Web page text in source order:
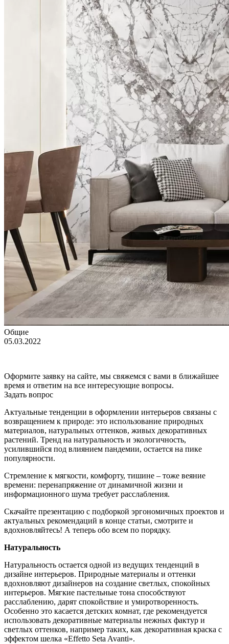
Общие
05.03.2022
Оформите заявку на сайте, мы свяжемся с вами в ближайшее
время и ответим на все интересующие вопросы.
Задать вопрос
Актуальные тенденции в оформлении интерьеров связаны с
возвращением к природе: это использование природных
материалов, натуральных оттенков, живых декоративных
растений. Тренд на натуральность и экологичность,
усилившийся под влиянием пандемии, остается на пике
популярности.
Стремление к мягкости, комфорту, тишине – тоже веяние
времени: перенапряжение от динамичной жизни и
информационного шума требует расслабления.
Скачайте презентацию с подборкой эргономичных проектов и
актуальных рекомендаций в конце статьи, смотрите и
вдохновляйтесь! А теперь обо всем по порядку.
Натуральность
Натуральность остается одной из ведущих тенденций в
дизайне интерьеров. Природные материалы и оттенки
вдохновляют дизайнеров на создание светлых, спокойных
интерьеров. Мягкие пастельные тона способствуют
расслаблению, дарят спокойствие и умиротворенность.
Особенно это касается детских комнат, где рекомендуется
использовать декоративные материалы нежных фактур и
светлых оттенков, например таких, как декоративная краска с
эффектом шелка «Effetto Seta Avanti».